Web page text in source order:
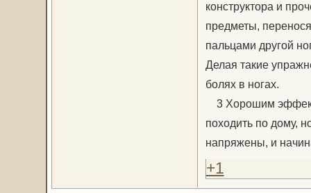
конструктора и
предметы,
пальцами другой
Делая такие
болях в ногах.
3 Хорошим
походить по дому,
напряжены, и
+1